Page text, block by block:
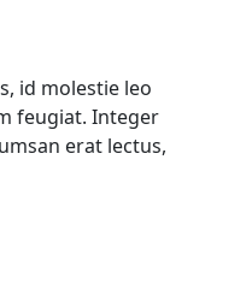
id molestie leo
feugiat. Integer
erat lectus,